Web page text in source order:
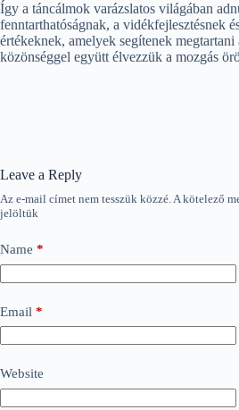
Így a táncálmok varázslatos világában
fenntarthatóságnak, a vidékfejlesztésnek
értékeknek, amelyek segítenek
közönséggel együtt élvezzük a mozgás
Leave a Reply
Az e-mail címet nem tesszük közzé.A kötelező
jelöltük
Name *
Email *
Website